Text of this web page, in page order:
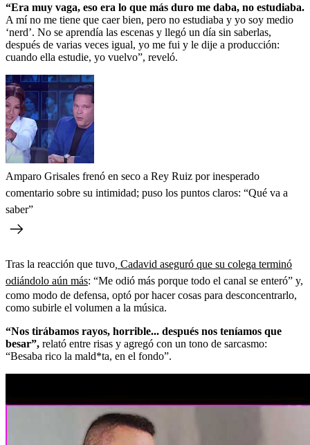
“Era muy vaga, eso era lo que más duro me daba, no estudiaba.
A mí no me tiene que caer bien, pero no estudiaba y yo soy medio
‘nerd’. No se aprendía las escenas y llegó un día sin saberlas,
después de varias veces igual, yo me fui y le dije a producción:
cuando ella estudie, yo vuelvo”, reveló.
Amparo Grisales frenó en seco a Rey Ruiz por inesperado
comentario sobre su intimidad; puso los puntos claros: “Qué va a
saber”
Tras la reacción que tuvo Cadavid aseguró que su colega terminó
odiándolo aún más: “Me odió más porque todo el canal se enteró” y,
como modo de defensa, optó por hacer cosas para desconcentrarlo,
como subirle el volumen a la música.
“Nos tirábamos rayos, horrible... después nos teníamos que
besar”, relató entre risas y agregó con un tono de sarcasmo:
“Besaba rico la mald*ta, en el fondo”.